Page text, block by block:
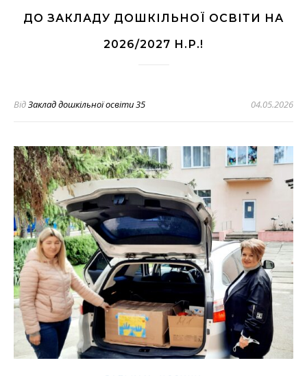
ДО ЗАКЛАДУ ДОШКІЛЬНОЇ ОСВІТИ НА
2026/2027 Н.Р.!
ВідЗаклад дошкільної освіти 35 04.05.2026